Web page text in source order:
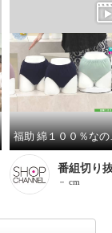
福助 綿１００
番組切り
－ cm